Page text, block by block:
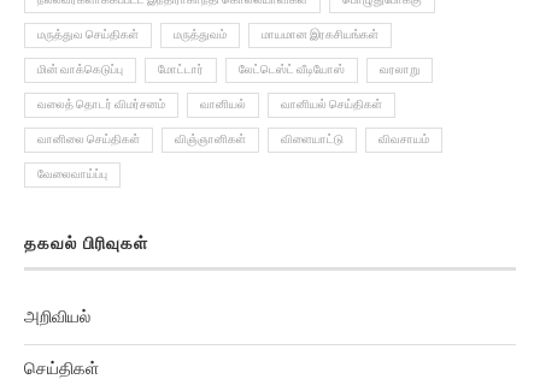
மருத்துவ செய்திகள் மருத்துவம் மாயமான இரகசியங்கள்
மின் வாக்கெடுப்பு மோட்டார் லேட்டெஸ்ட் வீடியோஸ் வரலாறு
வலைத் தொடர் விமர்சனம் வானியல் வானியல் செய்திகள்
வானிலை செய்திகள் விஞ்ஞானிகள் விளையாட்டு விவசாயம்
வேலைவாய்ப்பு
செய்திகள்